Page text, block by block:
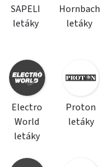
SAPELI
letáky
Hornbach
letáky
Electro
World
letáky
Proton
letáky